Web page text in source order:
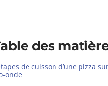
des
de cuisson d’une pizza
onde